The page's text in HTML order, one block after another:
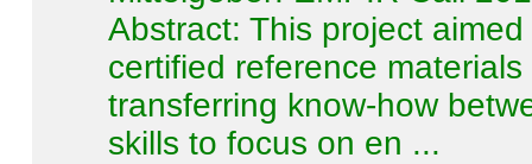
Abstract:This project
certified reference
transferring know-how
skills to focus on en ...